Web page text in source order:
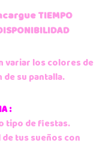
TIEMPO
variar los colores de
de su pantalla.
:
tipo de fiestas.
tus sueños con